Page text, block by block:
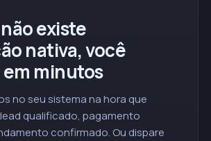
existe
nativa, você
minutos
no seu sistema na hora que
qualificado, pagamento
confirmado. Ou dispare